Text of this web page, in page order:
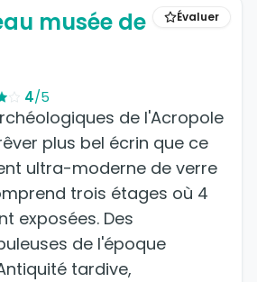
Évaluer
musée de
4/5
de l'Acropole
plus bel écrin que ce
ultra-moderne de verre
trois étages où 4
exposées. Des
de l'époque
tardive,